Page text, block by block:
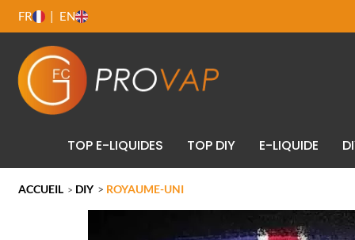
FR EN
TOP E-LIQUIDES TOP DIY E-LIQUIDE
ACCUEIL > DIY > ROYAUME-UNI